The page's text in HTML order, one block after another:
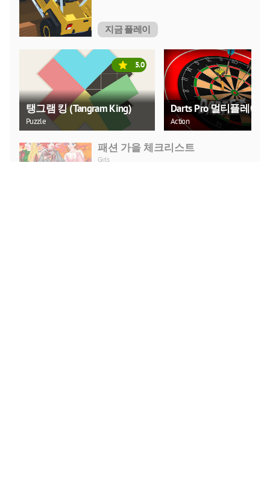
지금 플레이
탱그램 킹 (Tangram King)
Puzzle
5.0
Darts Pro 멀티플레이어
Action
패션 가을 체크리스트
Girls